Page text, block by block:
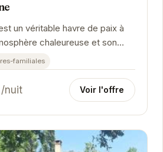
un véritable havre de paix à
chaleureuse et son
en font le choix parfait pour...
familiales
/nuit Voir l'offre